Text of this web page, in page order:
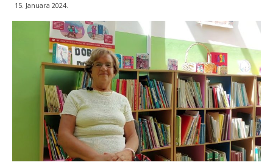
15. Januara 2024.